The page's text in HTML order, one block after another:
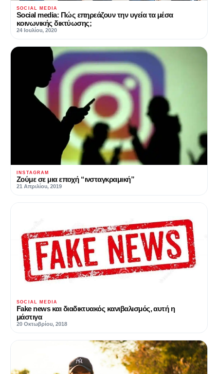
SOCIAL MEDIA
Social media: Πώς επηρεάζουν την υγεία τα μέσα
κοινωνικής δικτύωσης;
24 Ιουλίου, 2020
INSTAGRAM
Ζούμε σε μια εποχή “ινσταγκραμική”
21 Απριλίου, 2019
SOCIAL MEDIA
Fake news και διαδικτυακός κανιβαλισμός, αυτή η
μάστιγα
20 Οκτωβρίου, 2018